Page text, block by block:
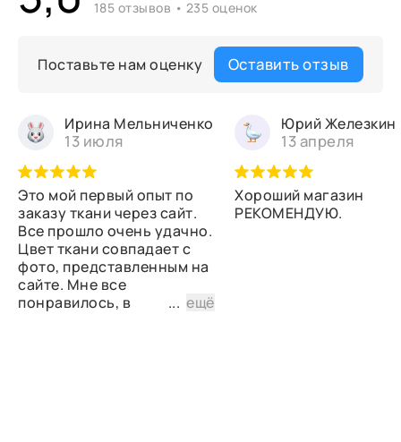
185 отзывов • 235 оценок
Поставьте нам оценку Оставить отзыв
Ирина Мельниченко
13 июля
Это мой первый опыт по
заказу ткани через сайт.
Все прошло очень удачно.
Цвет ткани совпадает с
фото, представленным на
сайте. Мне все
понравилось, в
...ещё
Юрий Железкин
13 апреля
Хороший магазин
РЕКОМЕНДУЮ.